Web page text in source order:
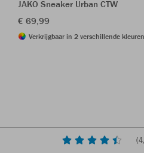
JAKO Sneaker Urban CTW
€ 69,99
Verkrijgbaar in 2 verschillende kleuren
(